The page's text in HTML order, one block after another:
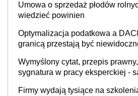
Umowa o sprzedaż płodów
wiedzieć powinien
Optymalizacja podatkowa a
granicą przestają być
Wymyślony cytat, przepis
sygnatura w pracy eksperckiej -
Firmy wydają tysiące na